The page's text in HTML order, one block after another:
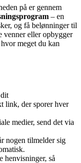
på er gennem
– en
og få belønninger til
eller opbygger
meget du kan
link, der sporer hver
medier, send det via
nogen tilmelder sig
så